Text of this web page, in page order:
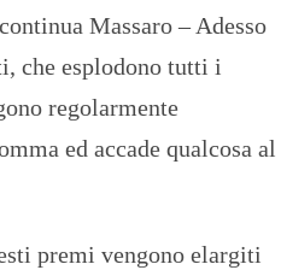
Massaro – Adesso
che esplodono tutti i
regolarmente
ed accade qualcosa al
premi vengono elargiti